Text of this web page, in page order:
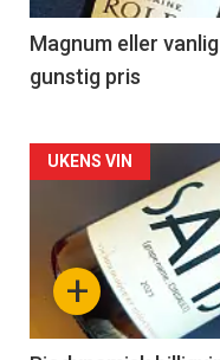
3
Magnum eller
gunstig pris
Forsiden
akkurat
nå+
UKENS VIN